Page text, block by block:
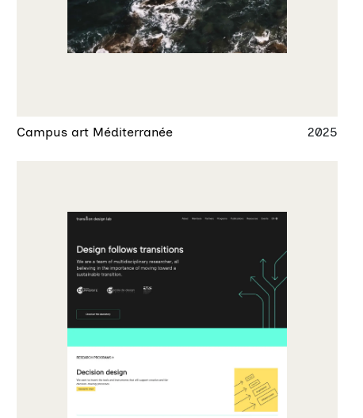
Campus art Méditerranée 2025